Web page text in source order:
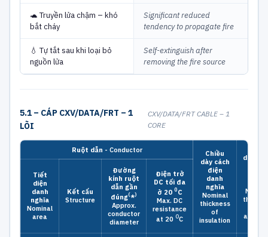
🐢 Truyền lửa chậm – khó
bắt cháy
Significant reduced
tendency to propagate fire
💧 Tự tắt sau khi loại bỏ
nguồn lửa
Self-extinguish after
removing the fire source
5.1 – CÁP CXV/DATA/FRT – 1
LÕI
CXV/DATA/FRT CABLE – 1
CORE
Ruột dẫn - Conductor
Chiều
dày cách
điện
danh
nghĩa
Nominal
thickness
of
insulation
dày
Tiết
diện
danh
nghĩa
Nominal
area
Kết cấu
Structure
Đường
kính ruột
dẫn gần
đúng(*)
Approx.
conductor
diameter
Điện trở
DC tối đa
ở 20 0C
Max. DC
resistance
at 20 0C